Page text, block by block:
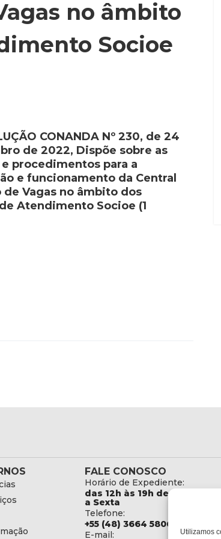
Utilizamos
no âmbito
Socioe
CONANDA Nº 230, de 24
de 2022, Dispõe sobre as
procedimentos para a
e funcionamento da Central
de Vagas no âmbito dos
Atendimento Socioe (1
FALE CONOSCO
Horário de Expediente:
das 12h às 19h de Segunda
a Sexta
Telefone:
+55 (48) 3664 5806
E-mail: